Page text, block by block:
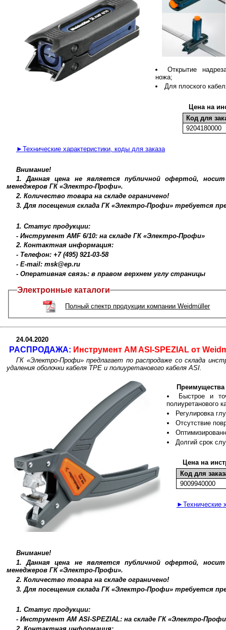
Открытие
ножа;
Для плоского
Цена на
Код для
9204180000
►Технические характеристики, коды для заказа
Внимание!
1. Данная цена не является публичной офертой,
менеджеров ГК «Электро-Профи».
2. Количество товара на складе ограничено!
3. Для посещения склада ГК «Электро-Профи» требуется
1. Статус продукции:
- Инструмент AMF 6/10: на складе ГК «Электро-Профи»
2. Контактная информация:
- Телефон: +7 (495) 921-03-58
- E-mail: msk@ep.ru
- Оперативная связь: в правом верхнем углу страницы
Электронные каталоги
Полный спектр продукции компании Weidmüller
24.04.2020
РАСПРОДАЖА: Инструмент AM ASI-SPEZIAL от
ГК «Электро-Профи» предлагает по распродаже со склада
удаления оболочки кабеля TPE и полиуретанового кабеля ASI.
Преимущества
Быстрое и
полиуретанового
Регулировка
Отсутствие
Долгий срок
Цена на
Код для
9009940000
►Технические
Внимание!
1. Данная цена не является публичной офертой,
менеджеров ГК «Электро-Профи».
2. Количество товара на складе ограничено!
3. Для посещения склада ГК «Электро-Профи» требуется
1. Статус продукции:
- Инструмент AM ASI-SPEZIAL: на складе ГК «Электро-